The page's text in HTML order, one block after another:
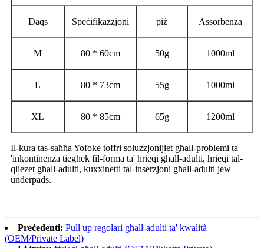
Daqs Speċifikazzjoni piż Assorbenza
M 80 * 60cm 50g 1000ml
L 80 * 73cm 55g 1000ml
XL 80 * 85cm 65g 1200ml
Il-kura tas-saħħa Yofoke toffri soluzzjonijiet għall-problemi ta
'inkontinenza tiegħek fil-forma ta' ħrieqi għall-adulti, ħrieqi tal-
qliezet għall-adulti, kuxxinetti tal-inserzjoni għall-adulti jew
underpads.
Preċedenti: Pull up regolari għall-adulti ta' kwalità
(OEM/Private Label)